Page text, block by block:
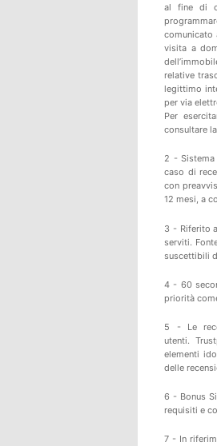
al fine di
comunicato
visita a
relative
legittimo
per via
Per
consultare la
2 - Sistema
caso di
con
12 mesi, a
3 - Riferito
serviti.
suscettibili
4 - 60
priorità
5 - Le
utenti.
elementi
delle
6 - Bonus
requisiti e
7 - In